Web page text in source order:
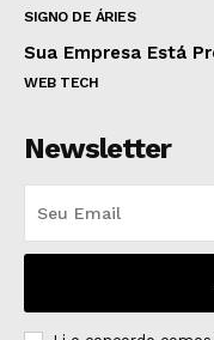
SIGNO DE ÁRIES
Sua Empresa Está
WEB TECH
Newsletter